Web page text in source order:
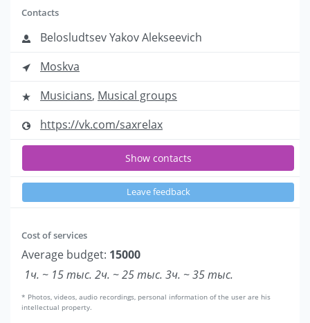
Contacts
Belosludtsev Yakov Alekseevich
Moskva
Musicians, Musical groups
https://vk.com/saxrelax
Show contacts
Leave feedback
Cost of services
Average budget: 15000
1ч. ~ 15 тыс. 2ч. ~ 25 тыс. 3ч. ~ 35 тыс.
* Photos, videos, audio recordings, personal information of the user are his
intellectual property.